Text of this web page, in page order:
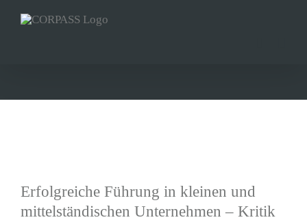
Erfolgreiche Führung in kleinen und
mittelständischen Unternehmen – Kritik